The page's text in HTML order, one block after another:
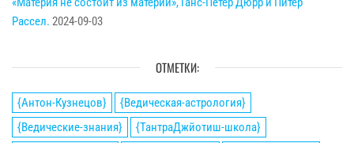
Рассел. 2024-09-03
ОТМЕТКИ:
{Антон-Кузнецов}
{Ведическая-астрология}
{Ведические-знания}
{ТантраДжйотиш-школа}